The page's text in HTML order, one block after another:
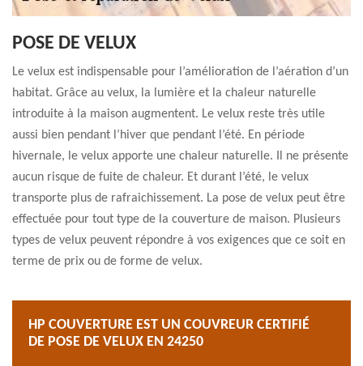
POSE DE VELUX
Le velux est indispensable pour l’amélioration de l’aération d’un
habitat. Grâce au velux, la lumière et la chaleur naturelle
introduite à la maison augmentent. Le velux reste très utile
aussi bien pendant l’hiver que pendant l’été. En période
hivernale, le velux apporte une chaleur naturelle. Il ne présente
aucun risque de fuite de chaleur. Et durant l’été, le velux
transporte plus de rafraichissement. La pose de velux peut être
effectuée pour tout type de la couverture de maison. Plusieurs
types de velux peuvent répondre à vos exigences que ce soit en
terme de prix ou de forme de velux.
HP COUVERTURE EST UN COUVREUR CERTIFIÉ
DE POSE DE VELUX EN 24250